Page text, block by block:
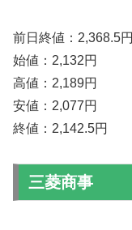
前日終値：2,368.5円
始値：2,132円
高値：2,189円
安値：2,077円
終値：2,142.5円
三菱商事